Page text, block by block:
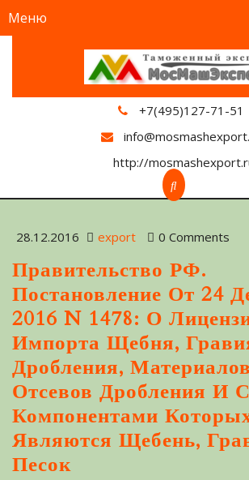
Меню
+7(495)127-71-51
http://
28.12.2016 export 0 Comments
Правительство РФ.
Постановление От 24
2016 N 1478: О
Импорта Щебня,
Дробления,
Отсевов Дробления И
Компонентами
Являются Щебень,
Песок